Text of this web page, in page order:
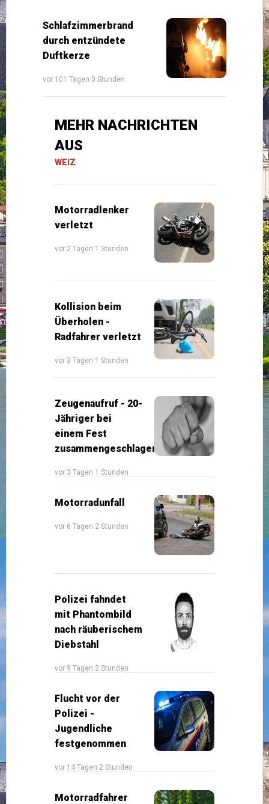
Schlafzimmerbrand
durch entzündete
Duftkerze
vor 101 Tagen 0 Stunden
MEHR NACHRICHTEN
AUS
WEIZ
Motorradlenker
verletzt
vor 2 Tagen 1 Stunden
Kollision beim
Überholen -
Radfahrer verletzt
vor 3 Tagen 1 Stunden
Zeugenaufruf - 20-
Jähriger bei
einem Fest
zusammengeschlagen
vor 3 Tagen 1 Stunden
Motorradunfall
vor 6 Tagen 2 Stunden
Polizei fahndet
mit Phantombild
nach räuberischem
Diebstahl
vor 9 Tagen 2 Stunden
Flucht vor der
Polizei -
Jugendliche
festgenommen
vor 14 Tagen 2 Stunden
Motorradfahrer